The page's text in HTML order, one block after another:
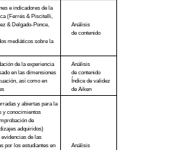
e indicadores de la
(Ferrés & Piscitelli,
& Delgado-Ponce,
mediáticos sobre la
Análisis
de contenido
de la experiencia
en las dimensiones
así como en
Análisis
de contenido
Índice de validez
de Aiken
y abiertas para la
y conocimientos
de
adquiridos)
de las
por los estudiantes en
Análisis